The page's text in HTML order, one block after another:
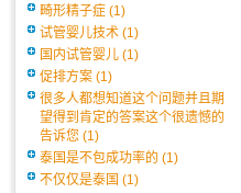
畸形精子症 (1)
试管婴儿技术 (1)
国内试管婴儿 (1)
促排方案 (1)
很多人都想知道这个问题并且期
望得到肯定的答案这个很遗憾的
告诉您 (1)
泰国是不包成功率的 (1)
不仅仅是泰国 (1)